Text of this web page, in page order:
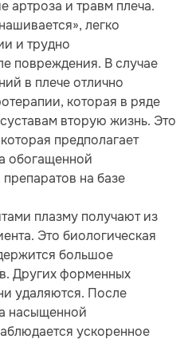
артроза и травм плеча.
легко
и трудно
повреждения. В случае
в плече отлично
которая в ряде
вторую жизнь. Это
предполагает
обогащенной
на базе
плазму получают из
Это биологическая
большое
Других форменных
удаляются. После
насыщенной
ускоренное